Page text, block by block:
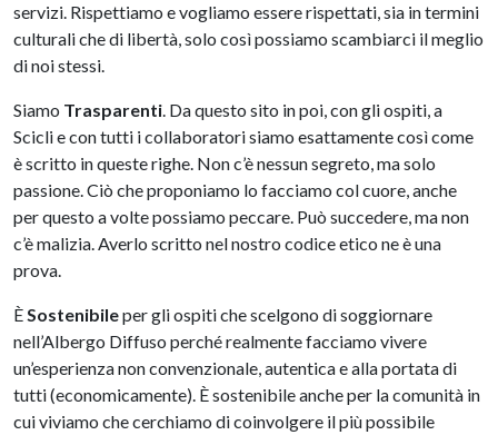
servizi. Rispettiamo e vogliamo essere rispettati, sia in termini
culturali che di libertà, solo così possiamo scambiarci il meglio
di noi stessi.
Siamo Trasparenti. Da questo sito in poi, con gli ospiti, a
Scicli e con tutti i collaboratori siamo esattamente così come
è scritto in queste righe. Non c’è nessun segreto, ma solo
passione. Ciò che proponiamo lo facciamo col cuore, anche
per questo a volte possiamo peccare. Può succedere, ma non
c’è malizia. Averlo scritto nel nostro codice etico ne è una
prova.
ÈSostenibileper gli ospiti che scelgono di soggiornare
nell’Albergo Diffuso perché realmente facciamo vivere
un’esperienza non convenzionale, autentica e alla portata di
tutti (economicamente). È sostenibile anche per la comunità in
cui viviamo che cerchiamo di coinvolgere il più possibile